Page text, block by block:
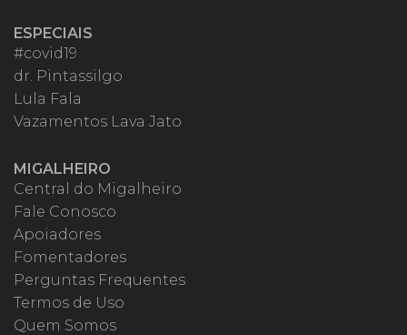
ESPECIAIS
#covid19
dr. Pintassilgo
Lula Fala
Vazamentos Lava Jato
MIGALHEIRO
Central do Migalheiro
Fale Conosco
Apoiadores
Fomentadores
Perguntas Frequentes
Termos de Uso
Quem Somos